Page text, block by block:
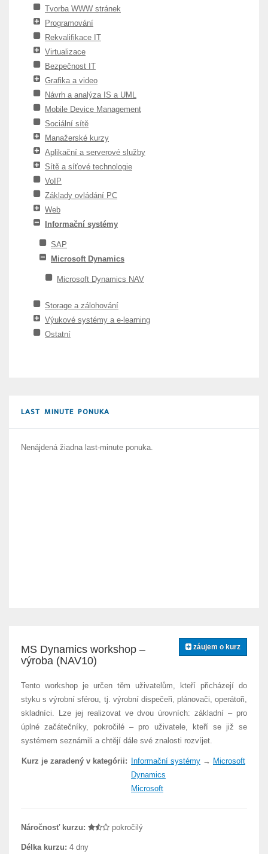
Tvorba WWW stránek
Programování
Rekvalifikace IT
Virtualizace
Bezpečnost IT
Grafika a video
Návrh a analýza IS a UML
Mobile Device Management
Sociální sítě
Manažerské kurzy
Aplikační a serverové služby
Sítě a síťové technologie
VoIP
Základy ovládání PC
Web
Informační systémy
SAP
Microsoft Dynamics
Microsoft Dynamics NAV
Storage a zálohování
Výukové systémy a e-learning
Ostatní
LAST MINUTE PONUKA
Nenájdená žiadna last-minute ponuka.
záujem o kurz
MS Dynamics workshop –
výroba (NAV10)
Tento workshop je určen těm uživatelům, kteří přicházejí do
styku s výrobní sférou, tj. výrobní dispečeři, plánovači, operátoři,
skladníci. Lze jej realizovat ve dvou úrovních: základní – pro
úplné začátečníky, pokročilé – pro uživatele, kteří se již se
systémem seznámili a chtějí dále své znalosti rozvíjet.
Kurz je zaradený v kategórii: Informační systémy → Microsoft
Dynamics
Microsoft
Náročnosť kurzu: pokročilý
Délka kurzu: 4 dny